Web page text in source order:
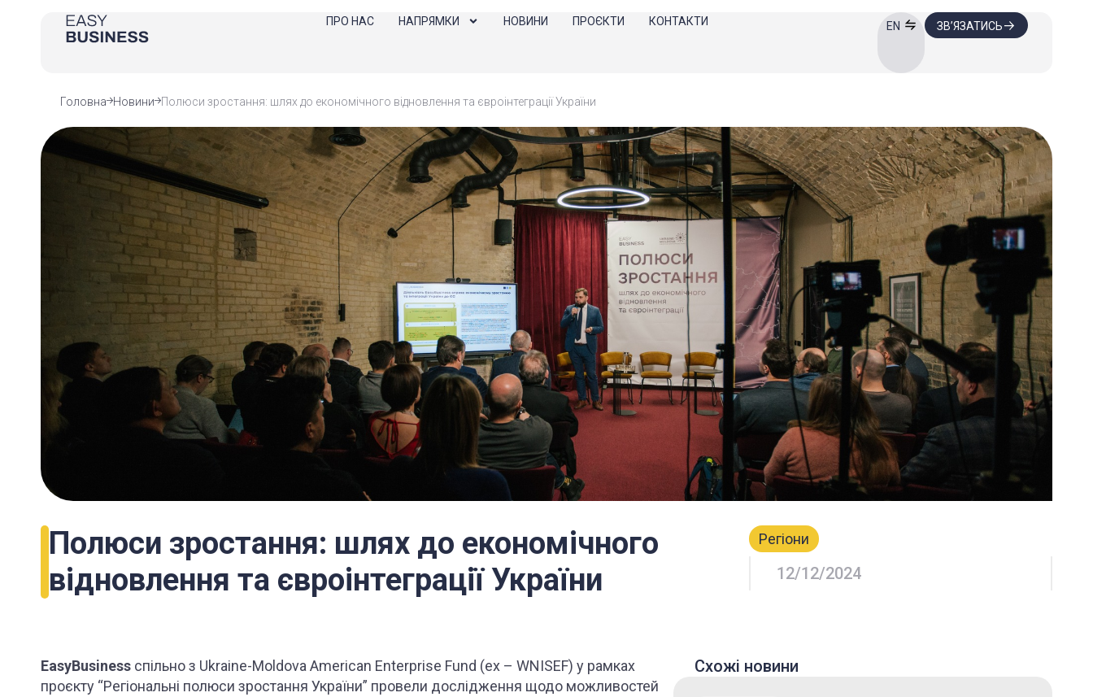
ПРО НАС НАПРЯМКИ НОВИНИ ПРОЄКТИ КОНТАКТИ EN ЗВ’ЯЗАТИСЬ
Головна Новини Полюси зростання: шлях до економічного відновлення та євроінтеграції України
Полюси зростання: шлях до економічного
відновлення та євроінтеграції України
Регіони
12/12/2024
EasyBusiness спільно з Ukraine-Moldova American Enterprise Fund (ex – WNISEF) у рамках
проєкту “Регіональні полюси зростання України” провели дослідження щодо можливостей
Схожі новини